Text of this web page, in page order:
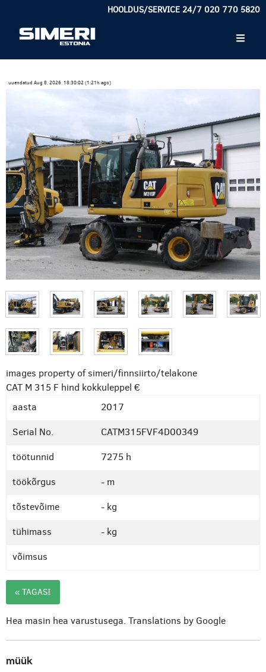
HOOLDUS/SERVICE 24/7 020 770 5820
uuendatud Aug 8, 2026, 18:30:02 (1:21h ago)
images property of simeri/finnsiirto/telakone
CAT M 315 F hind kokkuleppel €
aasta
2017
Serial No.
CATM315FVF4D00349
töötunnid
7275 h
töökõrgus
- m
tõstevõime
- kg
tühimass
- kg
võimsus
« TAGASI
Hea masin hea varustusega. Translations by Google
müük